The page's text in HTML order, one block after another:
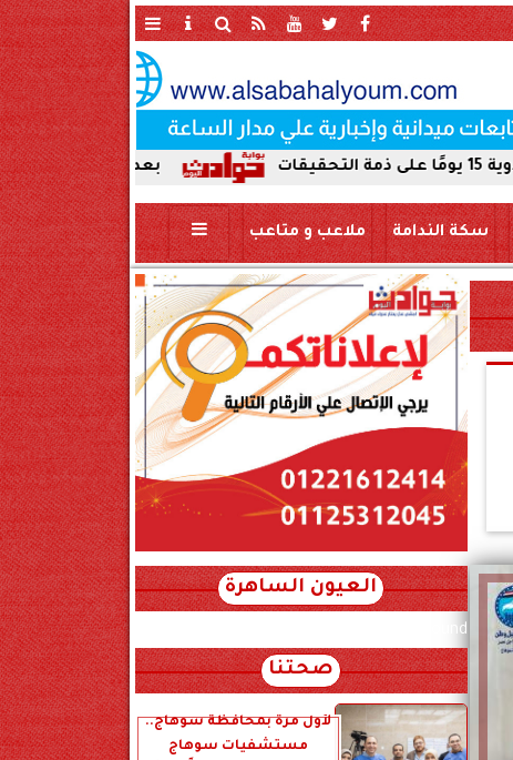
بعد ضبط حمير مذبوحة في محافظة سوهاج
سكة الندامة ملاعب و متاعب
العيون الساهرة
xml_json/rss/~12.xml x0n not found
صحتنا
لأول مرة بمحافظة سوهاج..
مستشفيات سوهاج